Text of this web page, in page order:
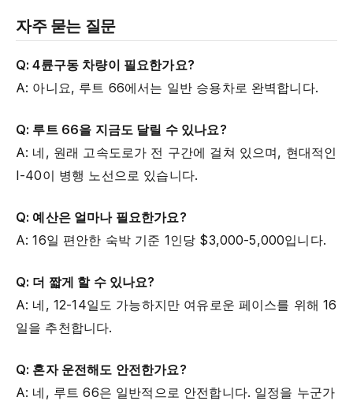
자주 묻는 질문
Q: 4륜구동 차량이 필요한가요?
A: 아니요, 루트 66에서는 일반 승용차로 완벽합니다.
Q: 루트 66을 지금도 달릴 수 있나요?
A: 네, 원래 고속도로가 전 구간에 걸쳐 있으며, 현대적인
I-40이 병행 노선으로 있습니다.
Q: 예산은 얼마나 필요한가요?
A: 16일 편안한 숙박 기준 1인당 $3,000-5,000입니다.
Q: 더 짧게 할 수 있나요?
A: 네, 12-14일도 가능하지만 여유로운 페이스를 위해 16
일을 추천합니다.
Q: 혼자 운전해도 안전한가요?
A: 네, 루트 66은 일반적으로 안전합니다. 일정을 누군가